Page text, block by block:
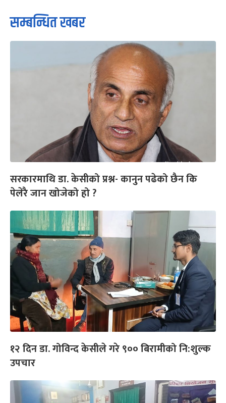
सम्बन्धित खबर
सरकारमाथि डा. केसीको प्रश्न- कानुन पढेको छैन कि
पेलेरै जान खोजेको हो ?
१२ दिन डा. गोविन्द केसीले गरे ९०० बिरामीको नि:शुल्क
उपचार